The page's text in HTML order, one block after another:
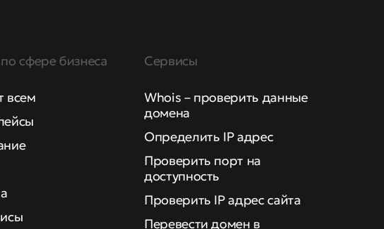
сфере бизнеса
всем
Сервисы
Whois – проверить данные
домена
Определить IP адрес
Проверить порт на
доступность
Проверить IP адрес сайта
Перевести домен в